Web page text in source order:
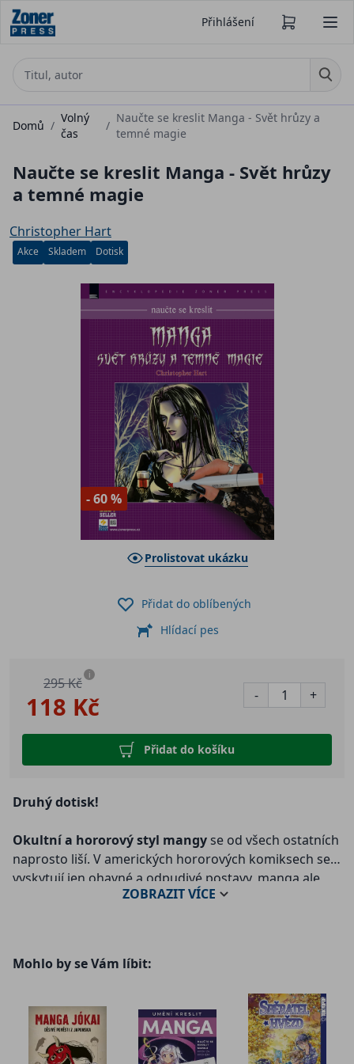
Přihlášení
Domů /
Volný
čas
/
Naučte se kreslit Manga - Svět hrůzy a
temné magie
Naučte se kreslit Manga - Svět hrůzy
a temné magie
Christopher Hart
Akce Skladem Dotisk
- 60 %
Prolistovat ukázku
118 Kč
295 Kč i
- +
Přidat do košíku
Přidat do oblíbených
Hlídací pes
Druhý dotisk!
Okultní a hororový styl mangy se od všech ostatních
naprosto liší. V amerických hororových komiksech se
vyskytují jen ohavné a odpudivé postavy, manga ale
nabízí vysoce atraktivní styl, ve kterém zlo vypadá lépe
Všechny prvky pak společně
nejpůsobivějších, nejsložitějších a nejpřitažlivějších
Cílem této knihy je podrobně a krok za krokem ukázat,
jak kreslit obličeje i detailní výrazy všech vašich
ZOBRAZITVÍCE
Mohlo by se Vám líbit: